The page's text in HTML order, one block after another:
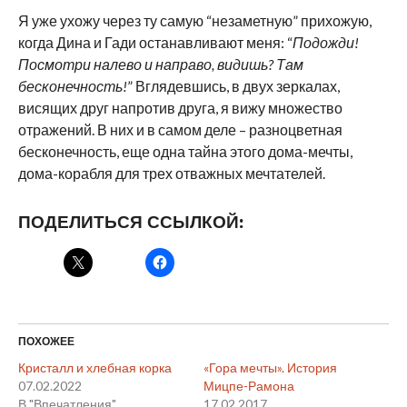
Я уже ухожу через ту самую “незаметную” прихожую,
когда Дина и Гади останавливают меня: “Подожди!
Посмотри налево и направо, видишь? Там
бесконечность!” Вглядевшись, в двух зеркалах,
висящих друг напротив друга, я вижу множество
отражений. В них и в самом деле – разноцветная
бесконечность, еще одна тайна этого дома-мечты,
дома-корабля для трех отважных мечтателей.
ПОДЕЛИТЬСЯ ССЫЛКОЙ:
ПОХОЖЕЕ
Кристалл и хлебная корка
07.02.2022
«Гора мечты». История
Мицпе-Рамона